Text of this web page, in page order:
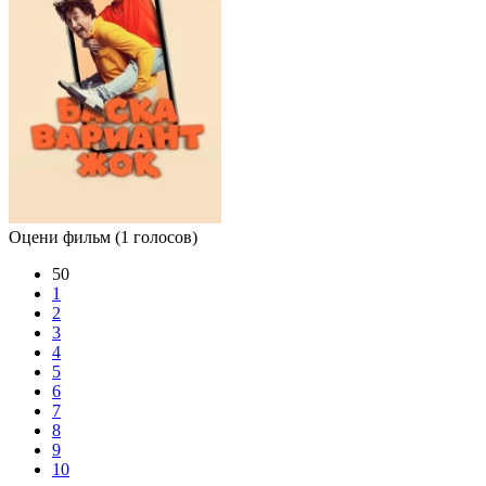
Оцени фильм (1 голосов)
50
1
2
3
4
5
6
7
8
9
10